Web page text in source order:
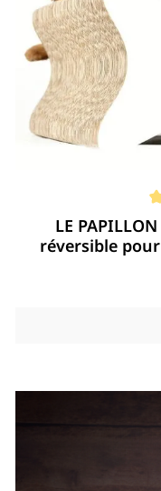
Note moyenne de 5
LE
réversible